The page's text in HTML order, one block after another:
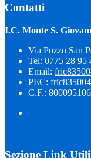
Contatti
I.C. Monte S.
Via Pozzo San
Tel: 0775 28 95
Email:
PEC:
C.F.:
Sezione Link Utili